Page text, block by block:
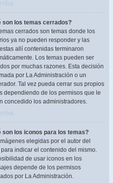
son los temas cerrados?
cerrados son temas donde los
ya no pueden responder y las
allí contenidas terminaron
Los temas pueden ser
por muchas razones. Esta decisión
por La Administración o un
Tal vez pueda cerrar sus propios
dependiendo de los permisos que le
concedido los administradores.
son los iconos para los temas?
elegidas por el autor del
para indicar el contenido del mismo.
de usar iconos en los
depende de los permisos
por La Administración.